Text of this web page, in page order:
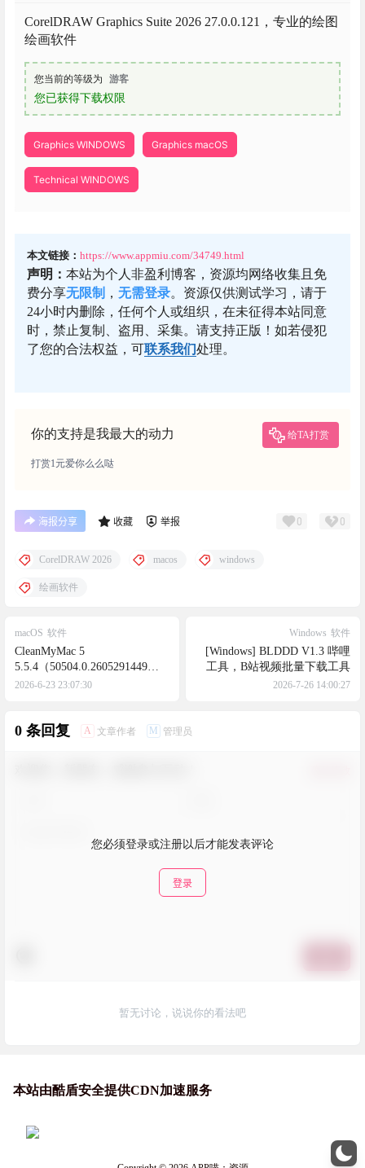
CorelDRAW Graphics Suite 2026 27.0.0.121，专业的绘图
绘画软件
您当前的等级为 游客
您已获得下载权限
Graphics WINDOWS Graphics macOS
Technical WINDOWS
本文链接： https://www.appmiu.com/34749.html
声明： 本站为个人非盈利博客，资源均网络收集且免
费分享无限制 ， 无需登录。资源仅供测试学习，请于
24小时内删除，任何个人或组织，在未征得本站同意
时，禁止复制、盗用、采集。请支持正版！如若侵犯
了您的合法权益，可联系我们处理。
你的支持是我最大的动力 给TA打赏
打赏1元爱你么么哒
海报分享 收藏 举报 0 0
CorelDRAW 2026 macos windows
绘画软件
macOS 软件
CleanMyMac 5
5.5.4（50504.0.2605291449）
[atb].dmg - Mac专业系统清理
2026-6-23 23:07:30
Windows 软件
[Windows] BLDDD V1.3 哔哩
工具，B站视频批量下载工具
2026-7-26 14:00:27
0 条回复 A 文章作者 M 管理员
您必须登录或注册以后才能发表评论
登录
暂无讨论，说说你的看法吧
本站由酷盾安全提供CDN加速服务